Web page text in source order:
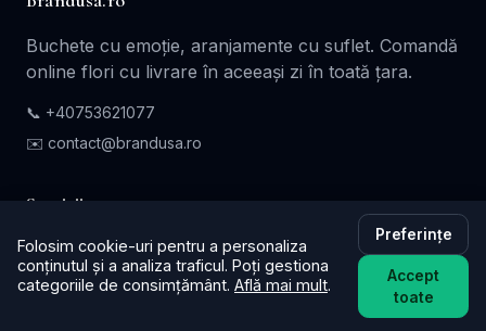
Buchete cu emoție, aranjamente cu suflet. Comandă
online flori cu livrare în aceeași zi în toată țara.
📞 +40753621077
✉️ contact@brandusa.ro
Servicii
Buchete de Flori
Flori - Cadou
Folosim cookie-uri pentru a personaliza
conținutul și a analiza traficul. Poți gestiona
categoriile de consimțământ. Află mai mult.
Preferințe
Accept
toate